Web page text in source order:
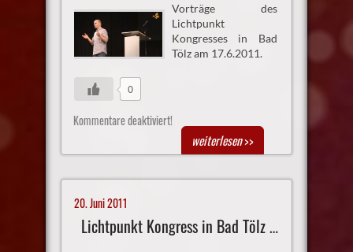
Vorträge des
Lichtpunkt
Kongresses in Bad
Tölz am 17.6.2011.
0
Kommentare deaktiviert!
weiterlesen>>
20. Juni 2011
Lichtpunkt Kongress in Bad Tölz Vortrag 3